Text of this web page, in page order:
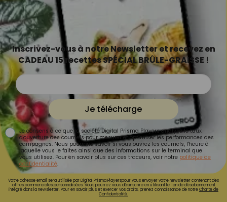
Inscrivez-vous à notre Newsletter et recevez en
CADEAU 15 recettes SPÉCIAL BRÛLE-GRAISSE !
Je télécharge
Je consens à ce que la société Digital Prisma Players analyse le taux
d'ouverture des courriels pour mesurer et optimiser les performances des
campagnes. Nous pourrons savoir si vous ouvrez les courriels, l'heure à
laquelle vous le faites ainsi que des informations sur le terminal que
vous utilisez. Pour en savoir plus sur ces traceurs, voir notre politique de
confidentialité.
Votre adresse email sera utilisée par Digital Prisma Playerspour vous envoyer votre newsletter contenant des
offres commerciales personnalisées. Vous pourrez vous désinscrire en utilisant le lien de désabonnement
intégré dans la newsletter. Pour en savoir plus et exercer vos droits, prenez connaissance de notreCharte de
Confidentialité.